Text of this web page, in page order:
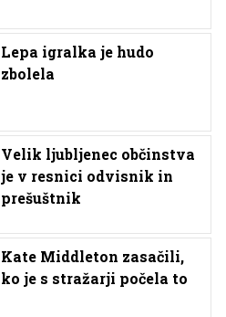
Lepa igralka je hudo
zbolela
Velik ljubljenec občinstva
je v resnici odvisnik in
prešuštnik
Kate Middleton zasačili,
ko je s stražarji počela to